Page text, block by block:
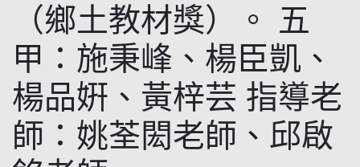
（鄉土教材獎）。 五
甲：施秉峰、楊臣凱、
楊品姸、黃梓芸 指導老
師：姚荃閎老師、邱啟